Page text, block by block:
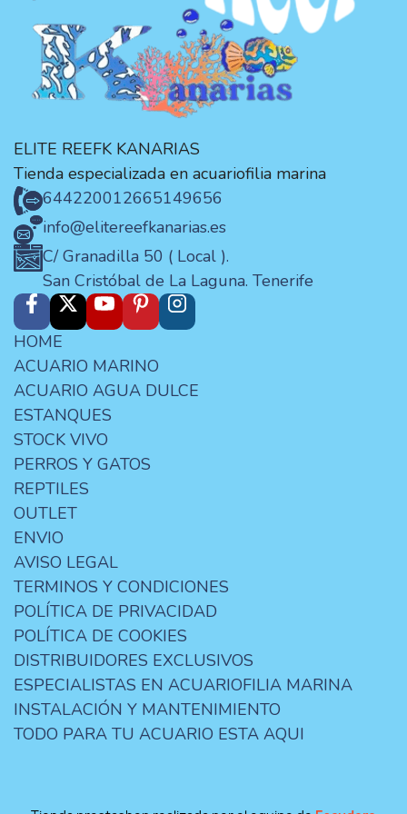
ELITE REEFK KANARIAS
Tienda especializada en acuariofilia marina
644220012665149656
info@elitereefkanarias.es
C/ Granadilla 50 ( Local ).
San Cristóbal de La Laguna. Tenerife
HOME
ACUARIO MARINO
ACUARIO AGUA DULCE
ESTANQUES
STOCK VIVO
PERROS Y GATOS
REPTILES
OUTLET
ENVIO
AVISO LEGAL
TERMINOS Y CONDICIONES
POLÍTICA DE PRIVACIDAD
POLÍTICA DE COOKIES
DISTRIBUIDORES EXCLUSIVOS
ESPECIALISTAS EN ACUARIOFILIA MARINA
INSTALACIÓN Y MANTENIMIENTO
TODO PARA TU ACUARIO ESTA AQUI